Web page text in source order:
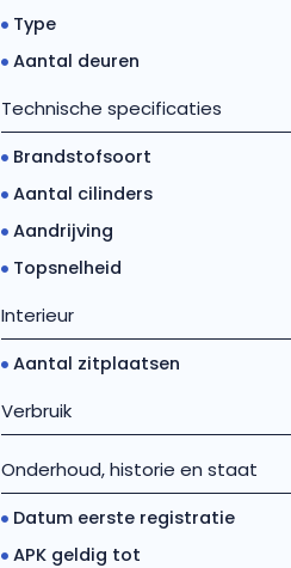
Type
Aantal deuren
Technische specificaties
Brandstofsoort
Aantal cilinders
Aandrijving
Topsnelheid
Interieur
Aantal zitplaatsen
Verbruik
Onderhoud, historie en staat
Datum eerste registratie
APK geldig tot